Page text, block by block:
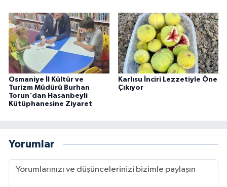
Osmaniye İl Kültür ve
Turizm Müdürü Burhan
Torun'dan Hasanbeyli
Kütüphanesine Ziyaret
Karlısu İnciri Lezzetiyle Öne
Çıkıyor
Yorumlar